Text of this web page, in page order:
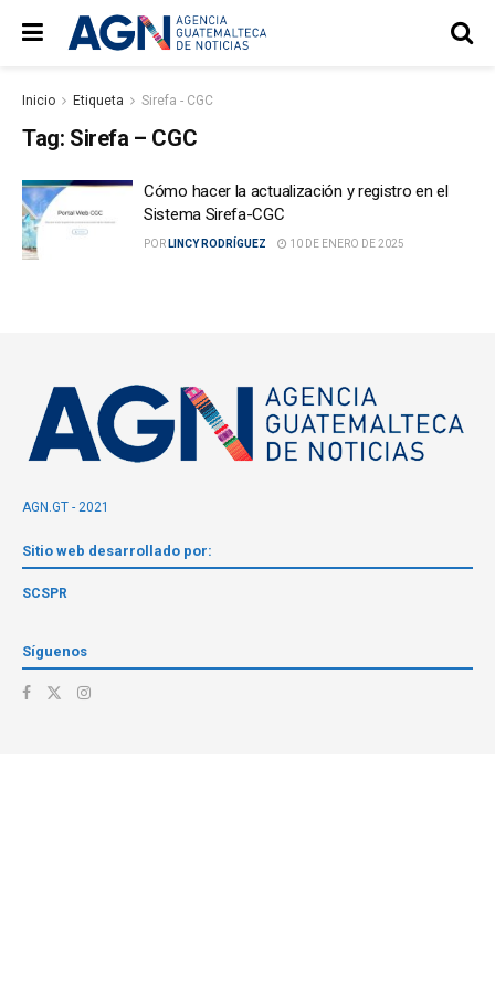
Inicio Etiqueta Sirefa - CGC
Tag: Sirefa – CGC
Cómo hacer la actualización y registro en el
Sistema Sirefa-CGC
POR LINCY RODRÍGUEZ 10 DE ENERO DE 2025
AGN.GT - 2021
Sitio web desarrollado por:
SCSPR
Síguenos